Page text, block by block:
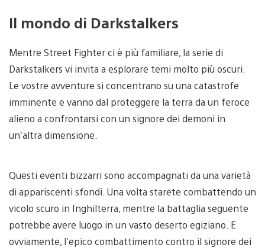
Il mondo di Darkstalkers
Mentre Street Fighter ci è più familiare, la serie di
Darkstalkers vi invita a esplorare temi molto più oscuri.
Le vostre avventure si concentrano su una catastrofe
imminente e vanno dal proteggere la terra da un feroce
alieno a confrontarsi con un signore dei demoni in
un’altra dimensione.
Questi eventi bizzarri sono accompagnati da una varietà
di appariscenti sfondi. Una volta starete combattendo un
vicolo scuro in Inghilterra, mentre la battaglia seguente
potrebbe avere luogo in un vasto deserto egiziano. E
ovviamente, l’epico combattimento contro il signore dei